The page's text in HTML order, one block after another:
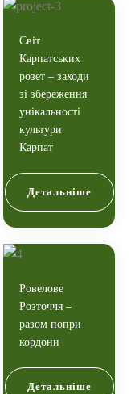
Світ
Карпатських
розет – заходи
зі збереження
унікальності
культури
Карпат
Детальніше
Ровелове
Розточчя –
разом попри
кордони
Детальніше